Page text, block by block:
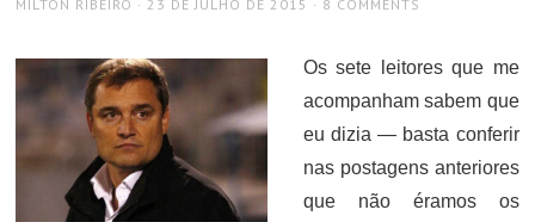
MILTON RIBEIRO 23 DE JULHO DE 2015 8 COMMENTS
Os sete leitores que me
acompanham sabem que
eu dizia — basta conferir
nas postagens anteriores
que não éramos os